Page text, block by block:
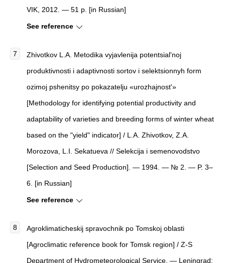
VIK, 2012. — 51 p. [in Russian]
See reference
Zhivotkov L.A. Metodika vyjavlenija potentsial'noj
produktivnosti i adaptivnosti sortov i selektsionnyh form
ozimoj pshenitsy po pokazatelju «urozhajnost'»
[Methodology for identifying potential productivity and
adaptability of varieties and breeding forms of winter wheat
based on the "yield" indicator] / L.A. Zhivotkov, Z.A.
Morozova, L.I. Sekatueva // Selekcija i semenovodstvo
[Selection and Seed Production]. — 1994. — № 2. — P. 3–
6. [in Russian]
See reference
Agroklimaticheskij spravochnik po Tomskoj oblasti
[Agroclimatic reference book for Tomsk region] / Z-S
Department of Hydrometeorological Service. — Leningrad: